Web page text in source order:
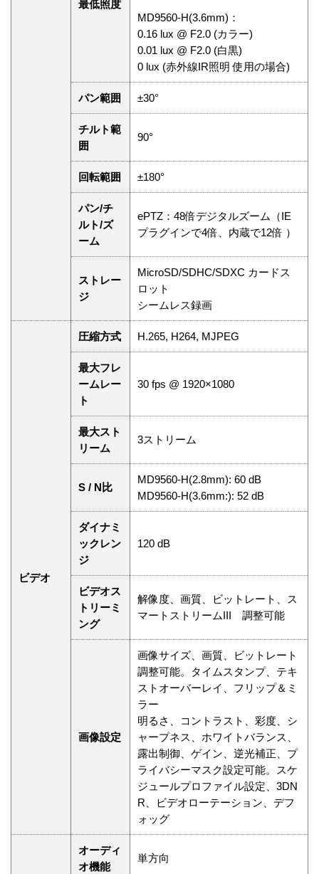
最低照度
MD9560-H(3.6mm)：
0.16 lux @ F2.0 (カラー)
0.01 lux @ F2.0 (白黒)
0 lux (赤外線IR照明 使用の場合)
パン範囲 ±30°
チルト範
囲
90°
回転範囲 ±180°
パン/チ
ルト/ズ
ーム
ePTZ：48倍デジタルズーム（IE
プラグインで4倍、内蔵で12倍 ）
ストレー
ジ
MicroSD/SDHC/SDXC カードス
ロット
シームレス録画
ビデオ
圧縮方式 H.265, H264, MJPEG
最大フレ
ームレー
ト
30 fps @ 1920×1080
最大スト
リーム
3ストリーム
S / N比
MD9560-H(2.8mm): 60 dB
MD9560-H(3.6mm:): 52 dB
ダイナミ
ックレン
ジ
120 dB
ビデオス
トリーミ
ング
解像度、画質、ビットレート、ス
マートストリームIII 調整可能
画像設定
画像サイズ、画質、ビットレート
調整可能。タイムスタンプ、テキ
ストオーバーレイ、フリップ＆ミ
ラー
明るさ、コントラスト、彩度、シ
ャープネス、ホワイトバランス、
露出制御、ゲイン、逆光補正、プ
ライバシーマスク設定可能。スケ
ジュールプロファイル設定、3DN
R、ビデオローテーション、デフ
ォッグ
オーディ
オ機能
単方向